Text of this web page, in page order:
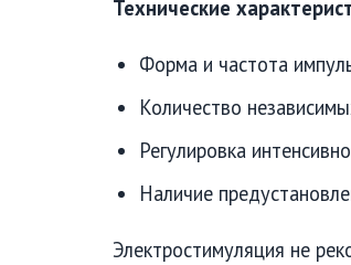
Технические
Форма и частота
Количество
Регулировка
Наличие
Электростимуляция не